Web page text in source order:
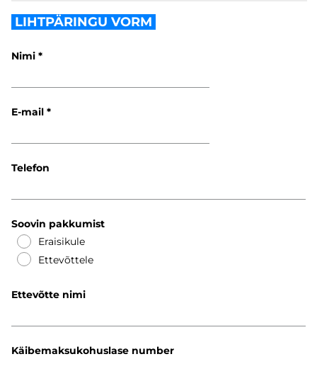
LIHTPÄRINGU VORM
Nimi
E-mail
Telefon
Soovin pakkumist
Eraisikule
Ettevõttele
Ettevõtte nimi
Käibemaksukohuslase number